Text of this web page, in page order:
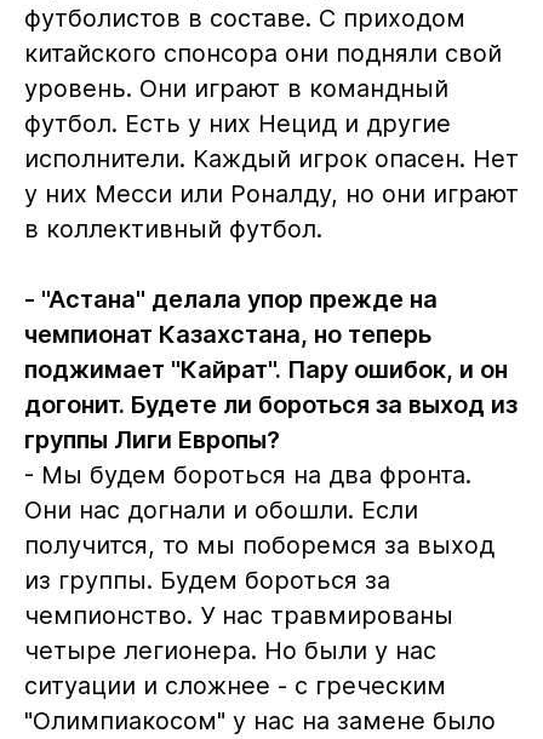
футболистов в составе. С приходом
китайского спонсора они подняли свой
уровень. Они играют в командный
футбол. Есть у них Нецид и другие
исполнители. Каждый игрок опасен. Нет
у них Месси или Роналду, но они играют
в коллективный футбол.
- "Астана" делала упор прежде на
чемпионат Казахстана, но теперь
поджимает "Кайрат". Пару ошибок, и он
догонит. Будете ли бороться за выход из
группы Лиги Европы?
- Мы будем бороться на два фронта.
Они нас догнали и обошли. Если
получится, то мы поборемся за выход
из группы. Будем бороться за
чемпионство. У нас травмированы
четыре легионера. Но были у нас
ситуации и сложнее - с греческим
"Олимпиакосом" у нас на замене было